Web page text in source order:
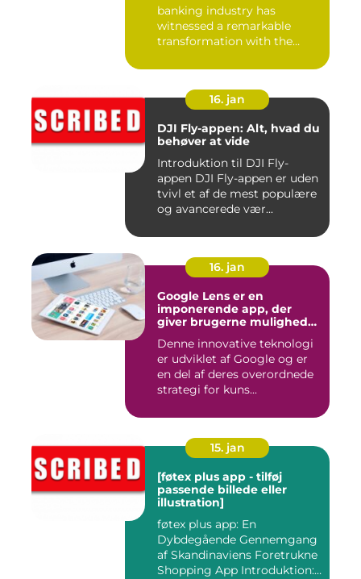
banking industry has
witnessed a remarkable
transformation with the
16. jan
DJI Fly-appen: Alt, hvad du
behøver at vide
Introduktion til DJI Fly-
appen DJI Fly-appen er uden
tvivl et af de mest populære
og avancerede vær...
16. jan
Google Lens er en
imponerende app, der
giver brugerne mulighed
om de ting, de ser, ved blot
at bruge kameraet på
deres smartphone
Denne innovative teknologi
er udviklet af Google og er
en del af deres overordnede
strategi for kuns...
15. jan
[føtex plus app - tilføj
passende billede eller
illustration]
føtex plus app: En
Dybdegående Gennemgang
af Skandinaviens Foretrukne
Shopping App Introduktion: